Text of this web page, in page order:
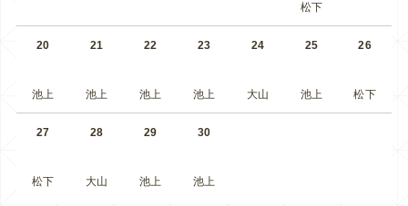
松下
20
池上
21
池上
22
池上
23
池上
24
大山
25
池上
26
松下
27
松下
28
大山
29
池上
30
池上